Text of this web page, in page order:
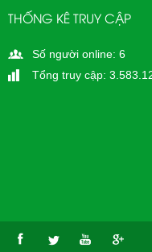
THỐNG KÊ TRUY CẬP
Số người online: 6
Tổng truy cập: